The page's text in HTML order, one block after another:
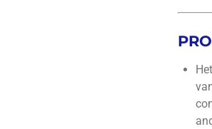
Het